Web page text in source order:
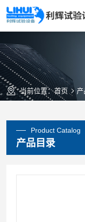
当前位置：首页
Product Catalog
产品目录